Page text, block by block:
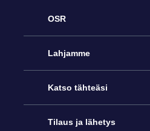
OSR
Palvelu
Ota meihin yhteyttä
Blogi
Lahjamme
Online Star -lahja
OSR-lahjapakkaus
Katso tähteäsi
Star Register
Tilaus ja lähetys